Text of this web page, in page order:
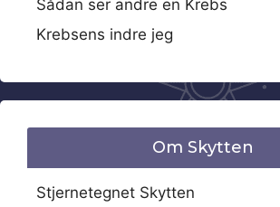
Sådan ser andre en Krebs
Krebsens indre jeg
Om Skytten
Stjernetegnet Skytten